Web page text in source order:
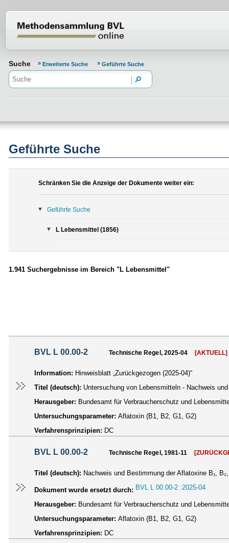
Suche Erweiterte Suche Geführte Suche
Geführte Suche
Schränken Sie die Anzeige der Dokumente weiter ein:
Geführte Suche
L Lebensmittel (1856)
1.941 Suchergebnisse im Bereich "L Lebensmittel"
BVL L 00.00-2 Technische Regel, 2025-04 [AKTUELL]
Information: Hinweisblatt „Zurückgezogen (2025-04)“
Titel (deutsch): Untersuchung von Lebensmitteln - Nachweis
Herausgeber: Bundesamt für Verbraucherschutz und
Untersuchungsparameter: Aflatoxin (B1, B2, G1, G2)
Verfahrensprinzipien: DC
BVL L 00.00-2 Technische Regel, 1981-11
Titel (deutsch): Nachweis und Bestimmung der Aflatoxine B₁,
Dokument wurde ersetzt durch: BVL L 00.00-2 :2025-04
Herausgeber: Bundesamt für Verbraucherschutz und
Untersuchungsparameter: Aflatoxin (B1, B2, G1, G2)
Verfahrensprinzipien: DC